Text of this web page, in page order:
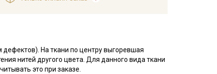
дефектов). На ткани по центру выгоревшая
нитей другого цвета. Для данного вида ткани
это при заказе.